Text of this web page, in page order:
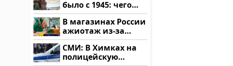
было с 1945: чего
ждать всем нам?
В магазинах России
ажиотаж из-за
этого продукта: что
купить?
СМИ: В Химках на
полицейскую